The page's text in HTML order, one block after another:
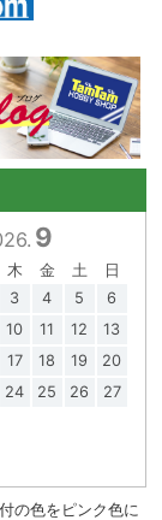
9
木 金 土
日
3 4 5
6
10 11 12
13
17 18 19
20
24 25 26
27
の色をピンク色に